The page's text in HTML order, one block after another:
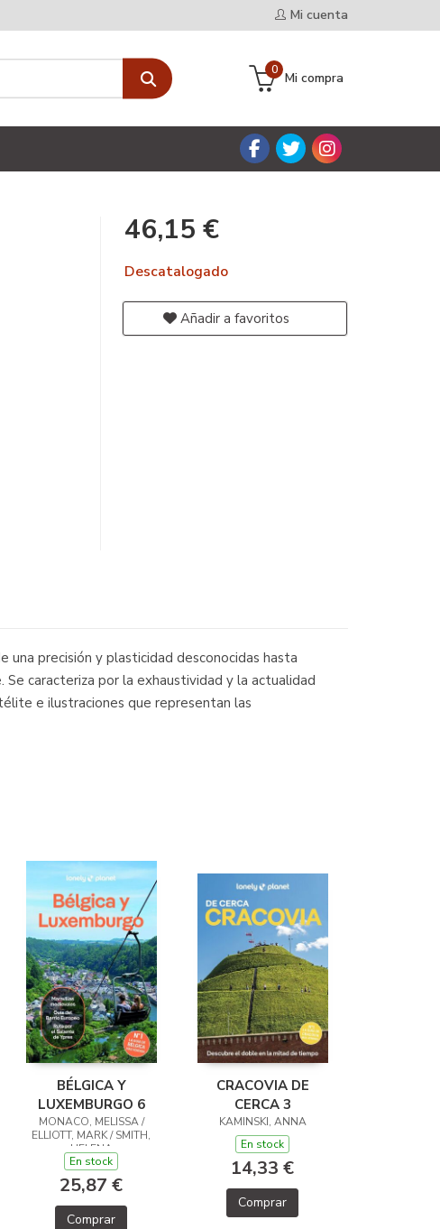
Mi cuenta
Mi compra
0
46,15 €
Descatalogado
Añadir a favoritos
precisión y plasticidad desconocidas hasta
caracteriza por la exhaustividad y la actualidad
e ilustraciones que representan las
BÉLGICA Y
LUXEMBURGO 6
MONACO, MELISSA /
ELLIOTT, MARK / SMITH,
HELENA
En stock
25,87 €
Comprar
CRACOVIA DE
CERCA 3
KAMINSKI, ANNA
En stock
14,33 €
Comprar